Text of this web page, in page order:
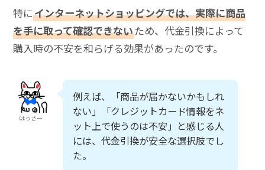
特にインターネットショッピングでは、実際に商品
を手に取って確認できないため、代金引換によって
購入時の不安を和らげる効果があったのです。
はっさー
例えば、「商品が届かないかもしれ
ない」「クレジットカード情報をネ
ット上で使うのは不安」と感じる人
には、代金引換が安全な選択肢でし
た。